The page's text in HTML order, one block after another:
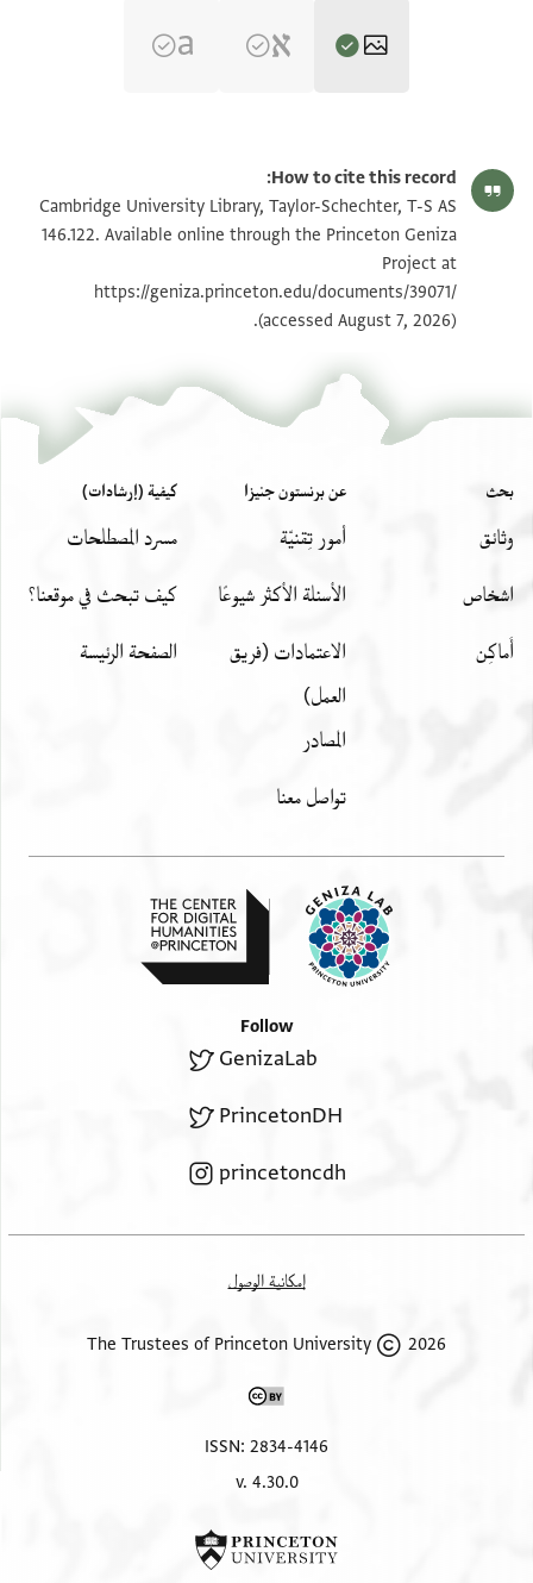
T-S AS 146.122
T-S AS 146.122 1v تكبير و تدوير
بيان أذونات الصورة
How to cite this record:
Cambridge University Library, Taylor-Schechter, T-S AS
146.122. Available online through the Princeton Geniza
Project at
https://geniza.princeton.edu/documents/39071/
(accessed August 7, 2026).
بحث
وثائق
اشخاص
أَماكِن
عن برنستون جنيزا
أمور تِقنيّة
الأسئلة الأكثر شيوعًا
الاعتمادات (فريق
العمل)
المصادر
تواصل معنا
كيفية (إرشادات)
مسرد المصطلحات
كيف تبحث في موقعنا؟
الصفحة الرئيسة
Follow
GenizaLab
PrincetonDH
princetoncdh
إمكانية الوصول
2026 The Trustees of Princeton University
ISSN: 2834-4146
v. 4.30.0